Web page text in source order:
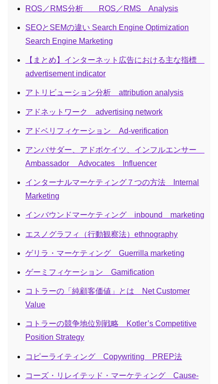
ROS／RMS分析 ROS／RMS Analysis
SEOとSEMの違い Search Engine Optimization
Search Engine Marketing
【まとめ】インターネット広告における主な指標
advertisement indicator
アトリビューション分析 attribution analysis
アドネットワーク advertising network
アドベリフィケーション Ad-verification
アンバサダー、アドボケイツ、インフルエンサー
Ambassador Advocates Influencer
インターナルマーケティング７つの方法 Internal
Marketing
インバウンドマーケティング inbound marketing
エスノグラフィ（行動観察法）ethnography
ゲリラ・マーケティング Guerrilla marketing
ゲーミフィケーション Gamification
コトラーの「純顧客価値」とは Net Customer
Value
コトラーの競争地位別戦略 Kotler’s Competitive
Position Strategy
コピーライティング Copywriting PREP法
コーズ・リレイテッド・マーケティング Cause-